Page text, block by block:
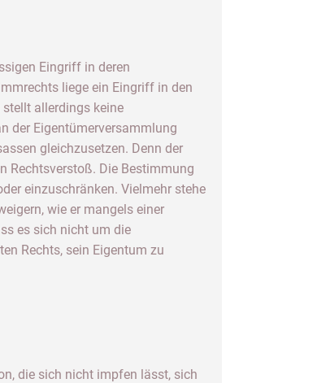
Eingriff in deren
liege ein Eingriff in den
allerdings keine
der Eigentümerversammlung
gleichzusetzen. Denn der
Rechtsverstoß. Die Bestimmung
einzuschränken. Vielmehr stehe
wie er mangels einer
es sich nicht um die
Rechts, sein Eigentum zu
die sich nicht impfen lässt, sich